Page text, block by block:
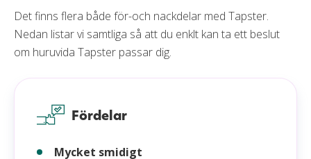
avaktiverad kan inte längre enheten användas.
Kontrollera transaktioner
transaktioner har hunnit ske. Om någon obehörig
Det finns flera både för-och nackdelar med Tapster.
Nedan listar vi samtliga så att du enklt kan ta ett beslut
om huruvida Tapster passar dig.
Fördelar
Mycket smidigt